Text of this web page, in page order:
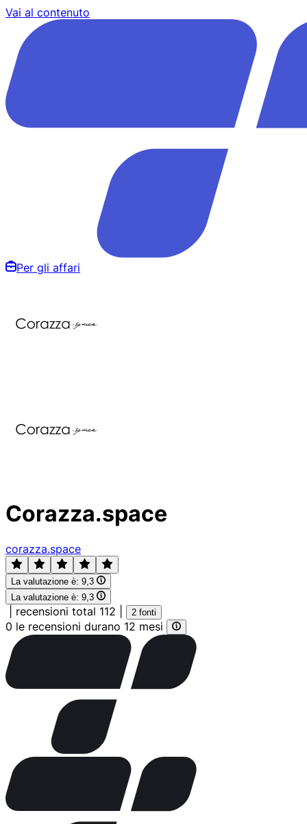
Vai al contenuto
Per gli affari
Corazza.space
corazza.space
La valutazione è: 9,3
La valutazione è: 9,3
recensioni total 112 2 fonti
0 le recensioni durano 12 mesi